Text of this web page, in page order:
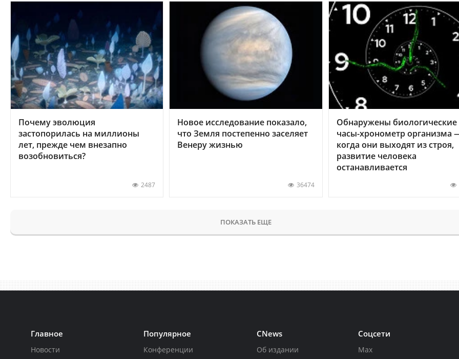
Почему эволюция
застопорилась на миллионы
лет, прежде чем внезапно
возобновиться?
2487
Новое исследование показало,
что Земля постепенно заселяет
Венеру жизнью
36474
Обнаружены биологические
часы-хронометр организма
когда они выходят из строя,
развитие человека
останавливается
ПОКАЗАТЬ ЕЩЕ
Главное
Новости
Популярное
Конференции
CNews
Об издании
Соцсети
Max